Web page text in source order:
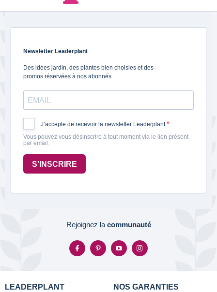
Newsletter Leaderplant
Des idées jardin, des plantes bien choisies et des
promos réservées à nos abonnés.
J’accepte de recevoir la newsletter Leaderplant.
Vous pouvez vous désinscrire à tout moment via le lien présent
par email.
S'INSCRIRE
Rejoignez la communauté
LEADERPLANT NOS GARANTIES